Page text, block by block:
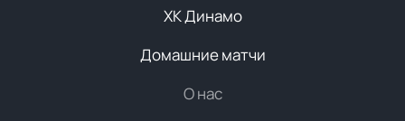
ХК Динамо
Домашние матчи
О нас